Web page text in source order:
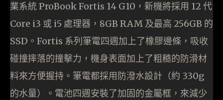
業系統 ProBook Fortis 14 G10，新機將採用 12 代
Core i3 或 i5 處理器，8GB RAM 及最高 256GB 的
SSD。Fortis 系列筆電四週加上了橡膠邊條，吸收
碰撞摔落的撞擊力，機身表面加上了粗糙的防滑材
料來方便握持。筆電都採用防潑水設計（約 330g
的水量）。電池四週安裝了加固的金屬框，來減少